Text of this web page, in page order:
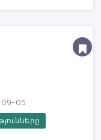
09-05